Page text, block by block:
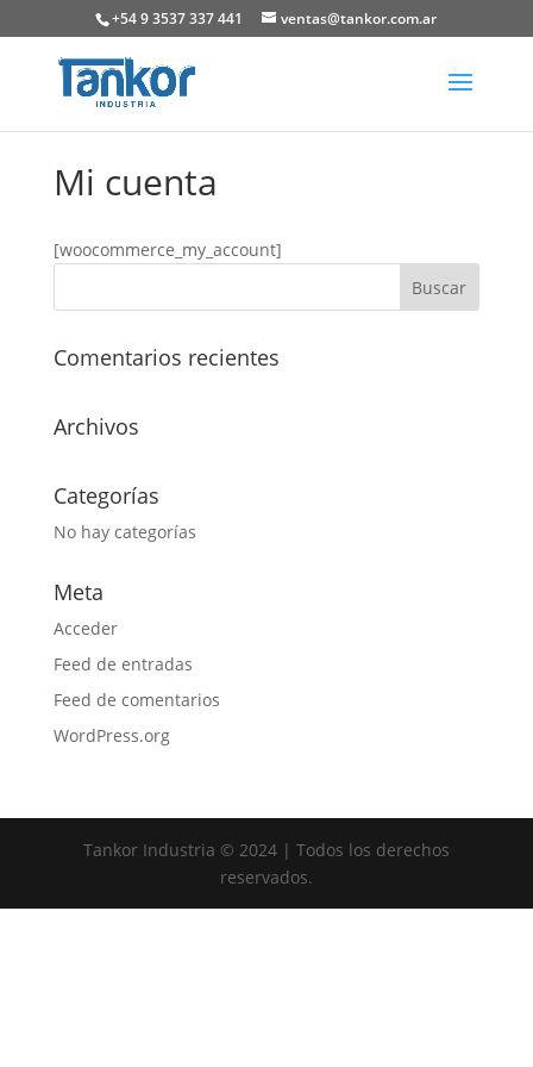
+54 9 3537 337 441 ventas@tankor.com.ar
Mi cuenta
[woocommerce_my_account]
Comentarios recientes
Archivos
Categorías
No hay categorías
Meta
Acceder
Feed de entradas
Feed de comentarios
WordPress.org
Tankor Industria © 2024 | Todos los derechos
reservados.